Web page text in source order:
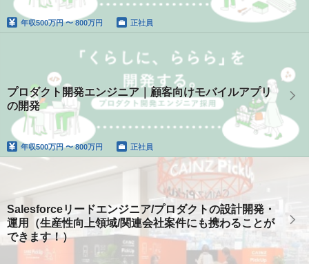
年収500万円 〜 800万円 正社員
プロダクト開発エンジニア｜顧客向けモバイルアプリ
の開発
年収500万円 〜 800万円 正社員
Salesforceリードエンジニア/プロダクトの設計開発・
運用（生産性向上領域/関連会社案件にも携わることが
できます！）